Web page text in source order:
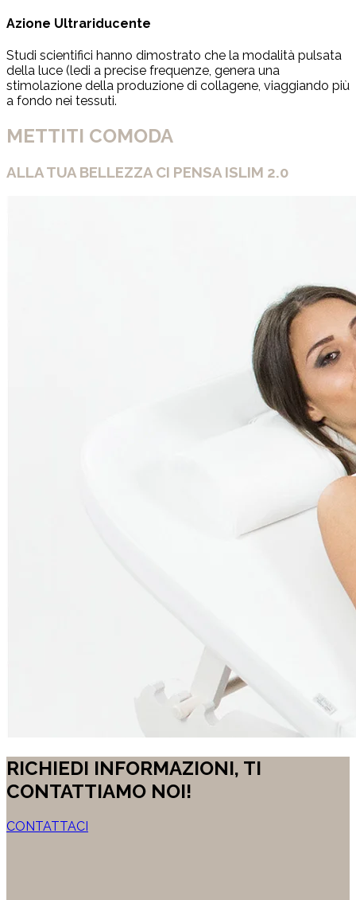
Azione Ultrariducente
Studi scientifici hanno dimostrato che la modalità pulsata
della luce (ledi a precise frequenze, genera una
stimolazione della produzione di collagene, viaggiando più
a fondo nei tessuti.
METTITI COMODA
ALLA TUA BELLEZZA CI PENSA ISLIM 2.0
RICHIEDI INFORMAZIONI, TI
CONTATTIAMO NOI!
CONTATTACI